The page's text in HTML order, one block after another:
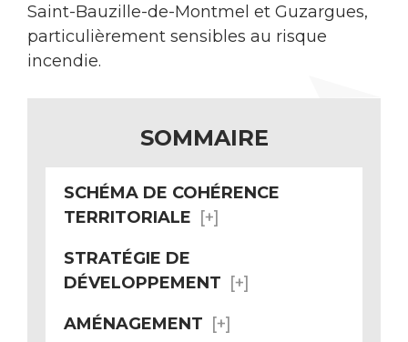
Saint-Bauzille-de-Montmel et Guzargues,
particulièrement sensibles au risque
incendie.
SOMMAIRE
SCHÉMA DE COHÉRENCE
TERRITORIALE
STRATÉGIE DE
DÉVELOPPEMENT
AMÉNAGEMENT